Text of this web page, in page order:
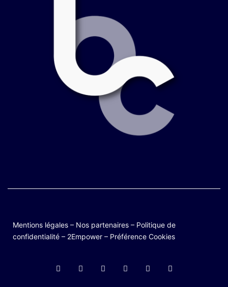
Mentions légales – Nos partenaires – Politique de
confidentialité – 2Empower – Préférence Cookies